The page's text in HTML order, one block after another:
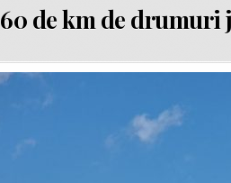
60 de km de drumuri